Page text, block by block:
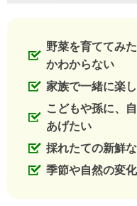
野菜を育ててみ
かわからない
家族で一緒に楽
こどもや孫に、
あげたい
採れたての新鮮
季節や自然の変